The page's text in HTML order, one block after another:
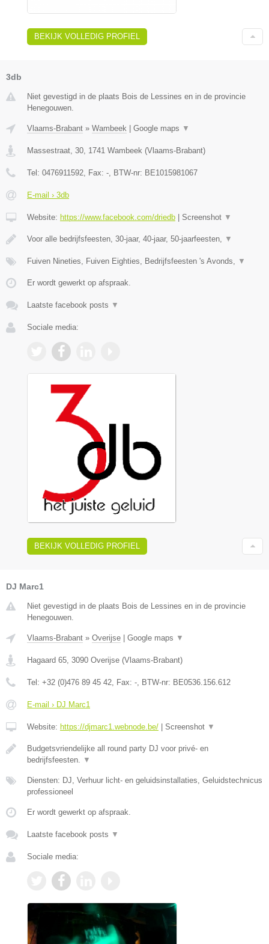
BEKIJK VOLLEDIG PROFIEL
3db
Niet gevestigd in de plaats Bois de Lessines en in de provincie
Henegouwen.
Vlaams-Brabant » Wambeek Google maps ▼
Massestraat, 30 1741 Wambeek (Vlaams-Brabant)
Tel: 0476911592 , Fax: - , BTW-nr: BE1015981067
E-mail › 3db
Website: https://www.facebook.com/driedb Screenshot ▼
Voor alle bedrijfsfeesten, 30-jaar, 40-jaar, 50-jaarfeesten, ▼
Fuiven Nineties, Fuiven Eighties, Bedrijfsfeesten 's Avonds, ▼
Er wordt gewerkt op afspraak.
Laatste facebook posts ▼
Sociale media:
BEKIJK VOLLEDIG PROFIEL
DJ Marc1
Niet gevestigd in de plaats Bois de Lessines en in de provincie
Henegouwen.
Vlaams-Brabant » Overijse Google maps ▼
Hagaard 65 3090 Overijse (Vlaams-Brabant)
Tel: +32 (0)476 89 45 42 , Fax: - , BTW-nr: BE0536.156.612
E-mail › DJ Marc1
Website: https://djmarc1.webnode.be/ Screenshot ▼
Budgetsvriendelijke all round party DJ voor privé- en
bedrijfsfeesten.
▼
Diensten: DJ, Verhuur licht- en geluidsinstallaties, Geluidstechnicus
professioneel
Er wordt gewerkt op afspraak.
Laatste facebook posts ▼
Sociale media: